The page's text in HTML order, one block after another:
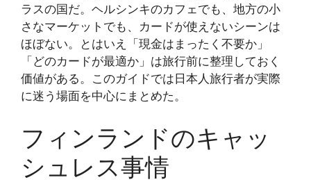
ラスの国だ。ヘルシンキのカフェでも、地方の小
さなマーケットでも、カードが使えないシーンは
ほぼない。とはいえ「現金はまったく不要か」
「どのカードが最適か」は旅行前に整理しておく
価値がある。このガイドでは日本人旅行者が実際
に迷う場面を中心にまとめた。
フィンランドのキャッ
シュレス事情